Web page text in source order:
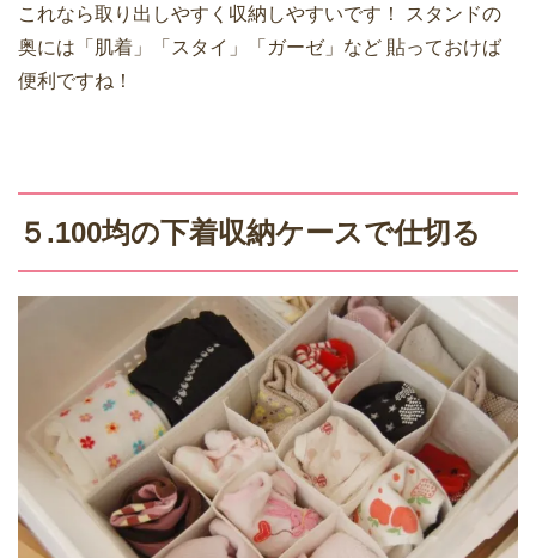
これなら取り出しやすく収納しやすいです！
スタンドの
奥には「肌着」「スタイ」「ガーゼ」など 貼っておけば
便利ですね！
５.100均の下着収納ケースで仕切る